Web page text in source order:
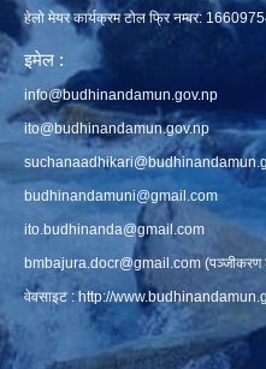
हेलो मेयर कार्यक्रम टोल फ्रि नम्बर:
इमेल :
info@budhinandamun.gov.np
ito@budhinandamun.gov.np
budhinandamuni@gmail.com
ito.budhinanda@gmail.com
bmbajura.docr@gmail.com (पञ्जीकरण
वेवसाइट :http://